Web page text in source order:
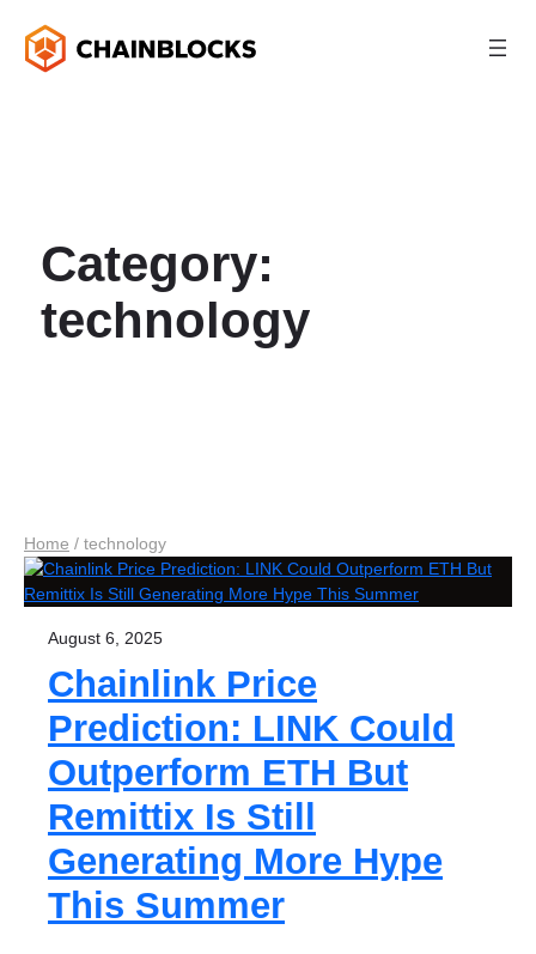
Category:
technology
Home / technology
August 6, 2025
Chainlink Price
Prediction: LINK Could
Outperform ETH But
Remittix Is Still
Generating More Hype
This Summer